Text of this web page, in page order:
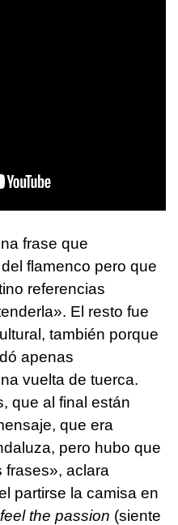
frase que
flamenco pero que
referencias
El resto fue
también porque
apenas
vuelta de tuerca.
que al final están
que era
pero hubo que
frases», aclara
partirse la camisa en
feel the passion (siente